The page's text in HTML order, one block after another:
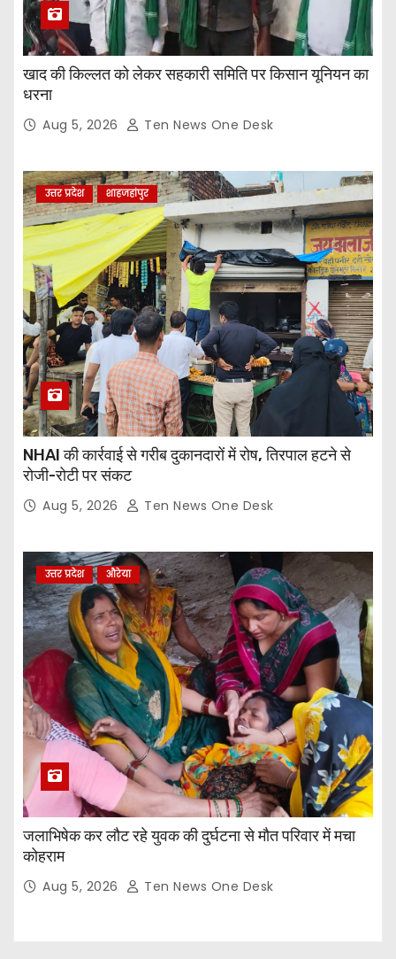
खाद की किल्लत को लेकर सहकारी समिति पर किसान यूनियन का
धरना
Aug 5, 2026 Ten News One Desk
उत्तर प्रदेश शाहजहांपुर
NHAI की कार्रवाई से गरीब दुकानदारों में रोष, तिरपाल हटने से
रोजी-रोटी पर संकट
Aug 5, 2026 Ten News One Desk
उत्तर प्रदेश औरेया
जलाभिषेक कर लौट रहे युवक की दुर्घटना से मौत परिवार में मचा
कोहराम
Aug 5, 2026 Ten News One Desk